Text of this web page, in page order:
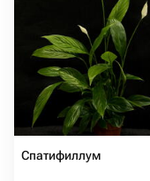
Спатифиллум